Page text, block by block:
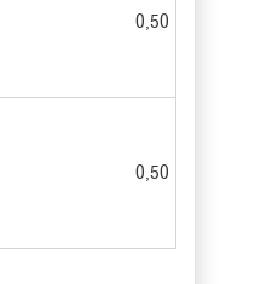
0,50
0,50